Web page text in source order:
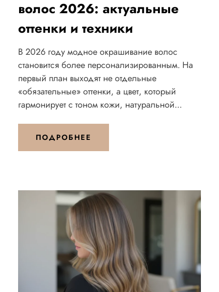
волос 2026: актуальные
оттенки и техники
В 2026 году модное окрашивание волос
становится более персонализированным. На
первый план выходят не отдельные
«обязательные» оттенки, а цвет, который
гармонирует с тоном кожи, натуральной...
ПОДРОБНЕЕ